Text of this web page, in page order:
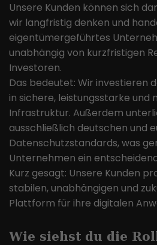
Unsere Kunden können sich
wir langfristig denken und
eigentümergeführtes
unabhängig von kurzfristigen
Investoren.
Das bedeutet: Wir investieren
in sichere, leistungsstarke und
Infrastruktur. Außerdem
ausschließlich deutschen und
Datenschutzstandards, was
Unternehmen ein
Kurz gesagt: Unsere Kunden
stabilen, unabhängigen und
Plattform für ihre digitalen
Wie siehst du die